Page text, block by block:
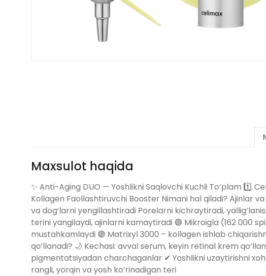
Maxsulot haqida
✨ Anti-Aging DUO — Yoshlikni Saqlovchi Kuchli To‘plam 1️⃣
Kollagen Faollashtiruvchi Booster Nimani hal qiladi? Ajinlar
va dog‘larni yengillashtiradi Porelarni kichraytiradi,
terini yangilaydi, ajinlarni kamaytiradi 🟣 Mikroigla (162 000
mustahkamlaydi 🟣 Matrixyl 3000 – kollagen ishlab
qo‘llanadi? 🌙 Kechasi: avval serum, keyin retinal krem
pigmentatsiyadan charchaganlar ✔ Yoshlikni uzaytirishni
rangli, yorqin va yosh ko‘rinadigan teri